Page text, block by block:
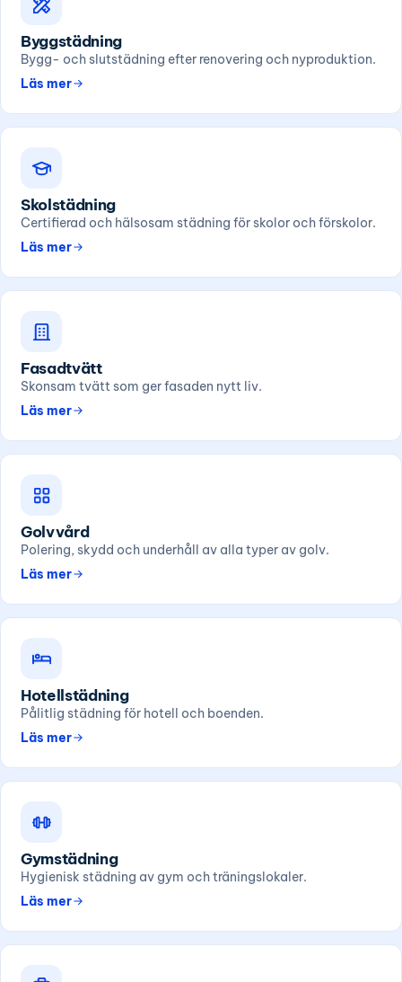
Byggstädning
Bygg- och slutstädning efter renovering och nyproduktion.
Läs mer
Skolstädning
Certifierad och hälsosam städning för skolor och förskolor.
Läs mer
Fasadtvätt
Skonsam tvätt som ger fasaden nytt liv.
Läs mer
Golvvård
Polering, skydd och underhåll av alla typer av golv.
Läs mer
Hotellstädning
Pålitlig städning för hotell och boenden.
Läs mer
Gymstädning
Hygienisk städning av gym och träningslokaler.
Läs mer